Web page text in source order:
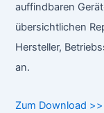
auffindbaren
übersichtlichen
Hersteller,
an.
Zum Download >>